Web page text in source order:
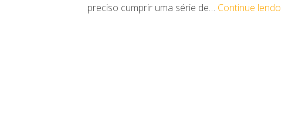
preciso cumprir uma série de… Continue lendo